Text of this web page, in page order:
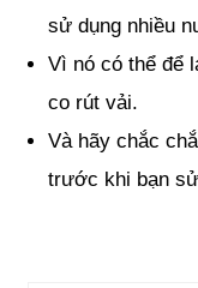
sử dụng nhiều
Vì nó có thể để
co rút vải.
Và hãy chắc
trước khi bạn